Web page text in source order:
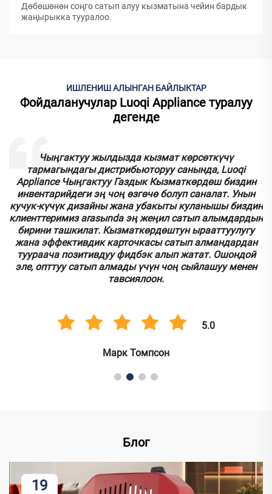
Дөбөшөнөн соңго сатып алуу кызматына чейин бардык
жаңырыкка тууралoo.
ИШЛЕНИШ АЛЫНГАН БАЙЛЫКТАР
Фойдаланучулар Luoqi Appliance туралуу
дегенде
Чыңгактуу жылдызда кызмат көрсөткүчү
тармагындагы дистрибьюторуу санында, Luoqi
Appliance Чыңгактуу Газдык Кызматкөрдөш биздин
инвентарийдеги эң чоң өзгөчө болуп саналат. Унын
кучук-күчүк дизайны жана убакыты куланышы биздин
клиенттеримиз аrasыnda эң жеңил сатып алымдардын
бирини ташкилат. Кызматкөрдөштун ырааттуулугу
жана эффективдик карточкасы сатып алмандардан
туураача позитивдуу фидбэк алып жатат. Ошондой
эле, опттуу сатып алмады үчүн чоң сыйлашуу менен
тавсиялоон.
5.0
Марк Томпсон
Блог
19